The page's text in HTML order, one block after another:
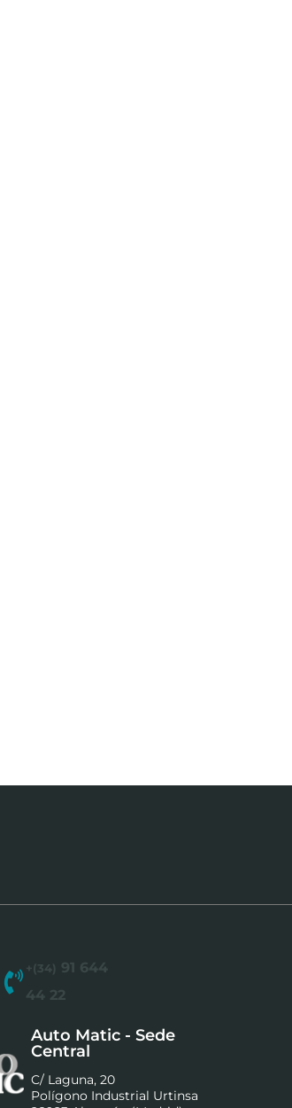
+(34)
91 644
44 22
Auto Matic - Sede
Central
C/ Laguna, 20
Polígono Industrial Urtinsa